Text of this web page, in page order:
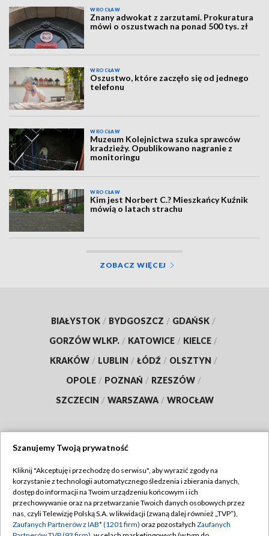
WROCŁAW
Znany adwokat z zarzutami. Prokuratura
mówi o oszustwach na ponad 500 tys. zł
WROCŁAW
Oszustwo, które zaczęło się od jednego
telefonu
WROCŁAW
Muzeum Kolejnictwa szuka sprawców
kradzieży. Opublikowano nagranie z
monitoringu
WROCŁAW
Kim jest Norbert C.? Mieszkańcy Kuźnik
mówią o latach strachu
ZOBACZ WIĘCEJ
BIAŁYSTOK / BYDGOSZCZ / GDAŃSK /
GORZÓW WLKP. / KATOWICE / KIELCE /
KRAKÓW / LUBLIN / ŁÓDŹ / OLSZTYN /
OPOLE / POZNAŃ / RZESZÓW /
SZCZECIN / WARSZAWA / WROCŁAW
TVP
Abonament TVP
Emisja w TVP
Regulamin TVP
Polityka prywatności
Szanujemy Twoją prywatność
Kliknij "Akceptuję i przechodzę do serwisu", aby wyrazić zgody na
korzystanie z technologii automatycznego śledzenia i zbierania danych,
dostęp do informacji na Twoim urządzeniu końcowym i ich
przechowywanie oraz na przetwarzanie Twoich danych osobowych przez
nas, czyli Telewizję Polską S.A. w likwidacji (zwaną dalej również „TVP”),
Zaufanych Partnerów z IAB* (1201 firm) oraz pozostałych Zaufanych